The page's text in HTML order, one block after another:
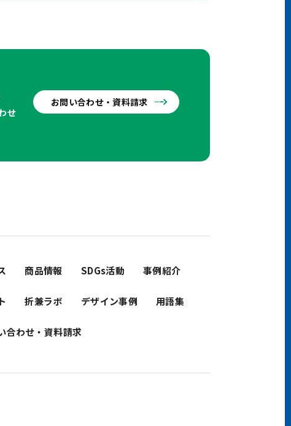
せ
お問い合わせ・資料請求
商品情報 SDGs活動 事例紹介
折兼ラボ デザイン事例 用語集
合わせ・資料請求